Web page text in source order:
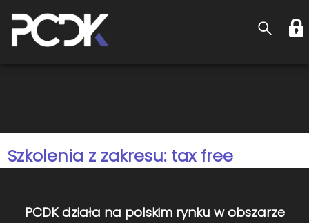
Szkolenia z zakresu: tax free
PCDK działa na polskim rynku w obszarze